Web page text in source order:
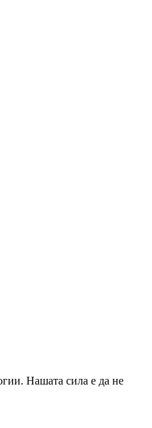
Нашата сила е да не